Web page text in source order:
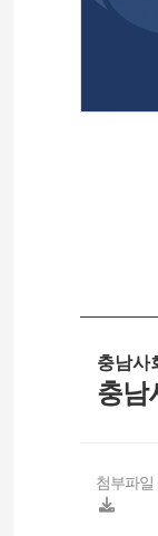
충남사
충남
첨부파일